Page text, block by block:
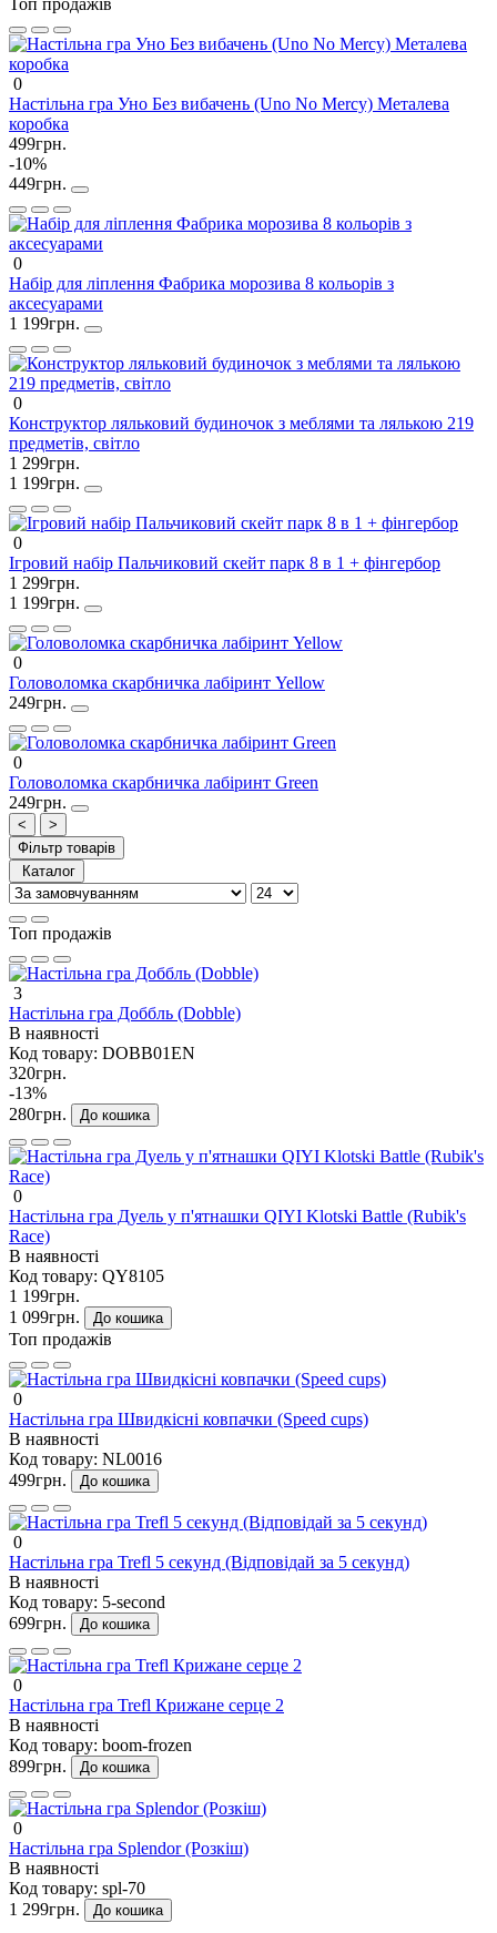
0
Настільна гра Уно Без вибачень (Uno No Mercy) Металева
коробка
499грн.
-10%
449грн.
0
Набір для ліплення Фабрика морозива 8 кольорів з
аксесуарами
1 199грн.
0
Конструктор ляльковий будиночок з меблями та лялькою 219
предметів, світло
1 299грн.
1 199грн.
0
Ігровий набір Пальчиковий скейт парк 8 в 1 + фінгербор
1 299грн.
1 199грн.
0
Головоломка скарбничка лабіринт Yellow
249грн.
0
Головоломка скарбничка лабіринт Green
249грн.
<
>
Фільтр товарів
Каталог
Топ продажів
3
Настільна гра Доббль (Dobble)
В наявності
Код товару: DOBB01EN
320грн.
-13%
280грн.
До кошика
0
Настільна гра Дуель у п'ятнашки QIYI Klotski Battle (Rubik's
Race)
В наявності
Код товару: QY8105
1 199грн.
1 099грн.
До кошика
Топ продажів
0
Настільна гра Швидкісні ковпачки (Speed cups)
В наявності
Код товару: NL0016
499грн.
До кошика
0
Настільна гра Trefl 5 секунд (Відповідай за 5 секунд)
В наявності
Код товару: 5-second
699грн.
До кошика
0
Настільна гра Trefl Крижане серце 2
В наявності
Код товару: boom-frozen
899грн.
До кошика
0
Настільна гра Splendor (Розкіш)
В наявності
Код товару: spl-70
1 299грн.
До кошика